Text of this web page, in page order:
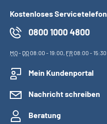
Kostenloses Servicetelefon
0800 1000 4800
MO- DO08:00 - 19:00, FR08:00 - 15:30
Mein Kundenportal
Nachricht schreiben
Beratung